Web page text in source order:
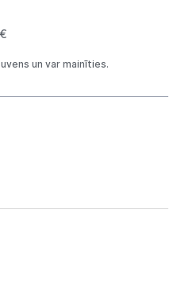
un var mainīties.